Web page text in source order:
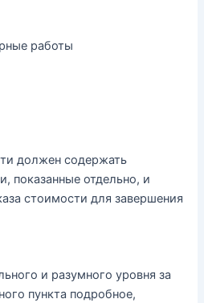
работы
должен содержать
, показанные отдельно, и
стоимости для завершения
и разумного уровня за
пункта подробное,